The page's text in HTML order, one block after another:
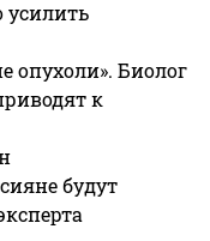
усилить
опухоли». Биолог
к
будут